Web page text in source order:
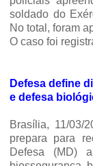
soldado do
No total, foram
O caso foi
Defesa define
e defesa
Brasília, 11/03/
prepara para
Defesa (MD)